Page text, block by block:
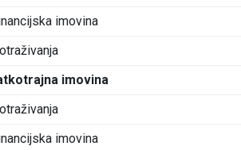
imovina
imovina
imovina